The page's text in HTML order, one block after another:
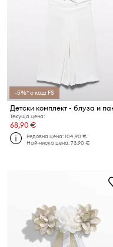
-5%* с код: FS
Текуща цена:
68,90 €
Редовна цена:104,90 €
Най-ниска цена:73,90 €